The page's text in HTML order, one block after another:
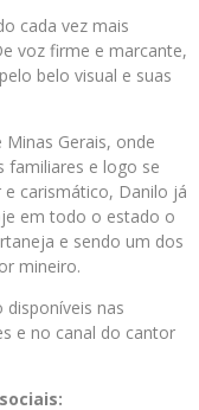
cada vez mais
voz firme e marcante,
belo visual e suas
Gerais, onde
familiares e logo se
carismático, Danilo já
em todo o estado o
e sendo um dos
mineiro.
nas
e no canal do cantor